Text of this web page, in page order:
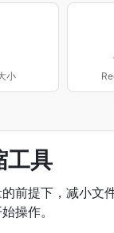
小
工具
前提下，减小文
操作。